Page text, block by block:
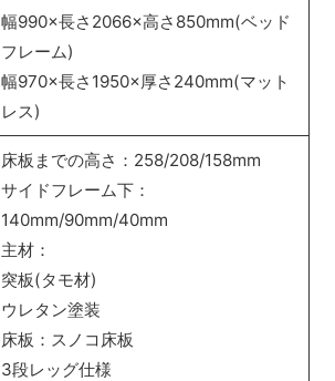
幅990×長さ2066×高さ850mm(ベッド
フレーム)
幅970×長さ1950×厚さ240mm(マット
レス)
床板までの高さ：258/208/158mm
サイドフレーム下：
140mm/90mm/40mm
主材：
突板(タモ材)
ウレタン塗装
床板：スノコ床板
3段レッグ仕様